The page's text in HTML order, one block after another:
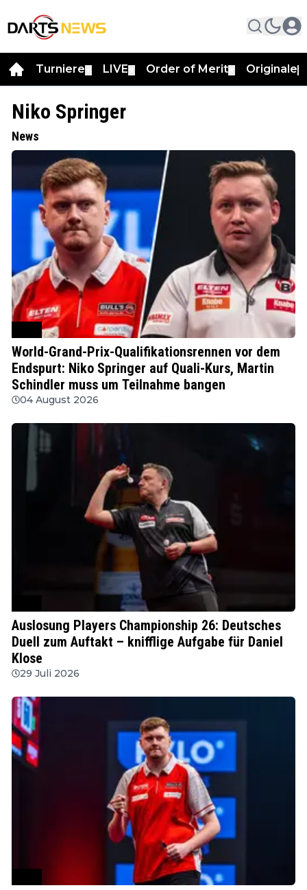
Turniere LIVE Order of Merit Originale
Niko Springer
News
World-Grand-Prix-Qualifikationsrennen vor dem
Endspurt: Niko Springer auf Quali-Kurs, Martin
Schindler muss um Teilnahme bangen
04 August 2026
Auslosung Players Championship 26: Deutsches
Duell zum Auftakt – knifflige Aufgabe für Daniel
Klose
29 Juli 2026